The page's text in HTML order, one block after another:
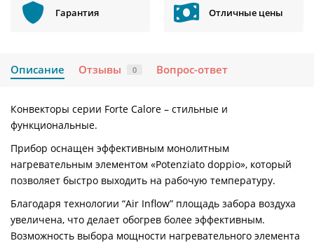
Гарантия Отличные цены
Описание Отзывы 0 Вопрос-ответ
Конвекторы серии Forte Calore – стильные и
функциональные.
Прибор оснащен эффективным монолитным
нагревательным элементом «Potenziato doppio», который
позволяет быстро выходить на рабочую температуру.
Благодаря технологии “Air Inflow” площадь забора воздуха
увеличена, что делает обогрев более эффективным.
Возможность выбора мощности нагревательного элемента